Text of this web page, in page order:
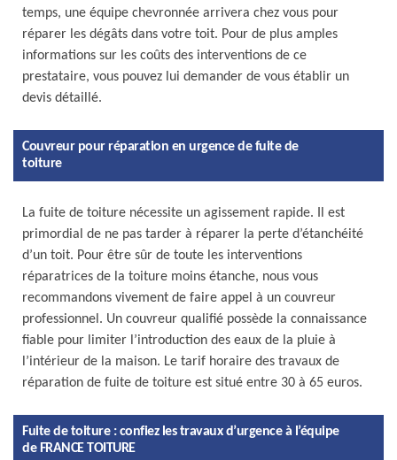
temps, une équipe chevronnée arrivera chez vous pour
réparer les dégâts dans votre toit. Pour de plus amples
informations sur les coûts des interventions de ce
prestataire, vous pouvez lui demander de vous établir un
devis détaillé.
Couvreur pour réparation en urgence de fuite de
toiture
La fuite de toiture nécessite un agissement rapide. Il est
primordial de ne pas tarder à réparer la perte d’étanchéité
d’un toit. Pour être sûr de toute les interventions
réparatrices de la toiture moins étanche, nous vous
recommandons vivement de faire appel à un couvreur
professionnel. Un couvreur qualifié possède la connaissance
fiable pour limiter l’introduction des eaux de la pluie à
l’intérieur de la maison. Le tarif horaire des travaux de
réparation de fuite de toiture est situé entre 30 à 65 euros.
Fuite de toiture : confiez les travaux d’urgence à l’équipe
de FRANCE TOITURE